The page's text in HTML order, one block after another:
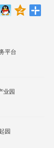
平台
业园
园